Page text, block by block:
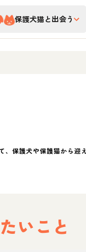
保護犬猫と出会う
保護犬や保護猫から迎
いこと